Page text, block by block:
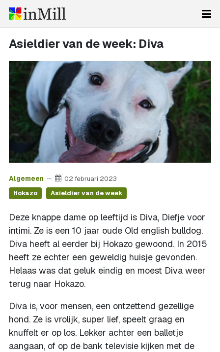
Asieldier van de week: Diva
Algemeen 02 februari 2023
Hokazo Asieldier van de week
Deze knappe dame op leeftijd is Diva, Diefje voor
intimi. Ze is een 10 jaar oude Old english bulldog.
Diva heeft al eerder bij Hokazo gewoond. In 2015
heeft ze echter een geweldig huisje gevonden.
Helaas was dat geluk eindig en moest Diva weer
terug naar Hokazo.
Diva is, voor mensen, een ontzettend gezellige
hond. Ze is vrolijk, super lief, speelt graag en
knuffelt er op los. Lekker achter een balletje
aangaan, of op de bank televisie kijken met de